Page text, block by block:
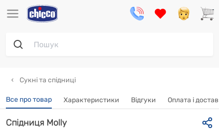
Сукні та спідниці
Все про товар Характеристики Відгуки Oплата і
Спідниця Molly